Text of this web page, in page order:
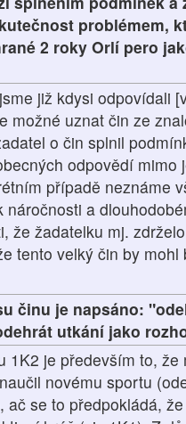
problémem,
2 roky Orlí pero
již kdysi odpovídali
možné uznat čin ze
o čin splnil
odpovědí mimo
případě neznáme
náročnosti a
že žadatelku mj.
tento velký čin by mohl
činu je napsáno:
utkání jako
1K2 je především to,
novému sportu
ač se to předpokládá,